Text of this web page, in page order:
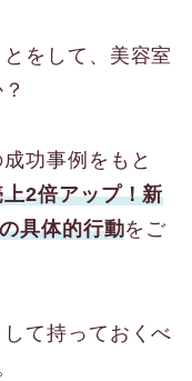
をして、美容室
功事例をもと
2倍アップ！新
具体的行動をご
て持っておくべ